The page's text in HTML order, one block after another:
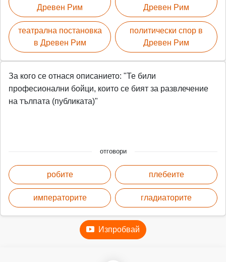
Древен Рим
театрална постановка
в Древен Рим
Древен Рим
политически спор в
Древен Рим
За кого се отнася описанието: "Те били
професионални бойци, които се бият за развлечение
на тълпата (публиката)"
отговори
робите
императорите
плебеите
гладиаторите
Изпробвай